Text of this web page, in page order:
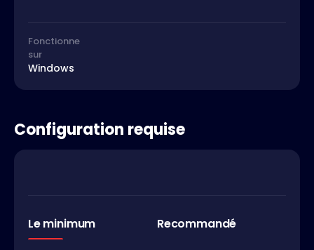
Fonctionne
sur
Windows
Configuration requise
Le minimum Recommandé